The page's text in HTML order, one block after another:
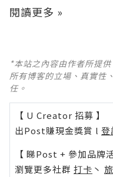
閱讀更多 »
*本站之內容由作者所提
所有博客的立場、真實性
任。
【 U Creator 招募 】
出Post賺現金獎賞 l 登
【 睇Post + 參加品牌
瀏覽更多社群 打卡 丶